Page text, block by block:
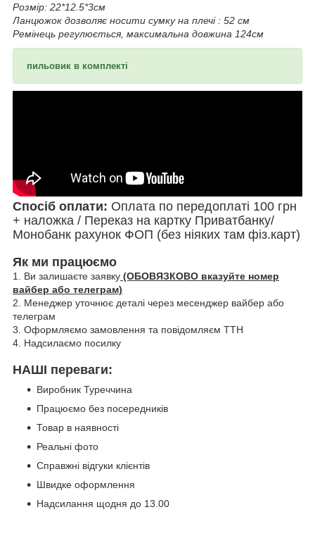
Розмір: 22*12.5*3см
Ланцюжок дозволяє носити сумку на плечі : 52 см
Ремінець регулюється, максимальна довжина 124см
пильовик в комплекті
Спосіб оплати: Оплата по передоплаті 100 грн
+ наложка / Переказ на картку Приватбанку/
Монобанк рахунок ФОП (без ніяких там фіз.карт)
Як ми працюємо
1. Ви залишаєте заявку (ОБОВЯЗКОВО вказуйте номер
вайбер або телеграм)
2. Менеджер уточнює деталі через месенджер вайбер або
телеграм
3. Оформляємо замовлення та повідомляєм ТТН
4. Надсилаємо посилку
НАШІ переваги:
Виробник Туреччина
Працюємо без посередників
Товар в наявності
Реальні фото
Справжні відгуки клієнтів
Швидке оформлення
Надсилання щодня до 13.00